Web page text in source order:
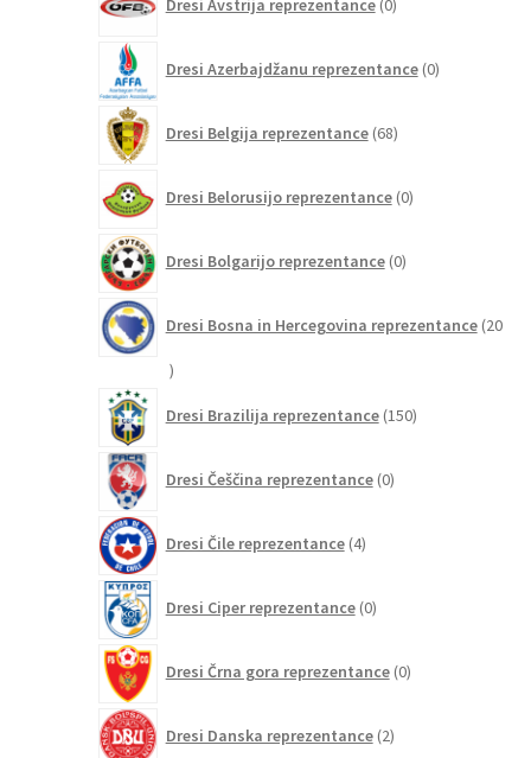
Dresi Avstrija reprezentance 0izdelkov
Dresi Azerbajdžanu reprezentance 0izdelkov
Dresi Belgija reprezentance 68izdelkov
Dresi Belorusijo reprezentance 0izdelkov
Dresi Bolgarijo reprezentance 0izdelkov
Dresi Bosna in Hercegovina reprezentance 20
20
Dresi Brazilija reprezentance 150izdelkov
Dresi Češčina reprezentance 0izdelkov
Dresi Čile reprezentance 4izdelki
Dresi Ciper reprezentance 0izdelkov
Dresi Črna gora reprezentance 0izdelkov
Dresi Danska reprezentance 2izdelka